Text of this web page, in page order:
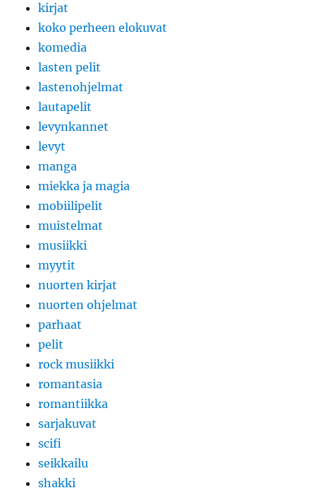
kirjat
koko perheen elokuvat
komedia
lasten pelit
lastenohjelmat
lautapelit
levynkannet
levyt
manga
miekka ja magia
mobiilipelit
muistelmat
musiikki
myytit
nuorten kirjat
nuorten ohjelmat
parhaat
pelit
rock musiikki
romantasia
romantiikka
sarjakuvat
scifi
seikkailu
shakki